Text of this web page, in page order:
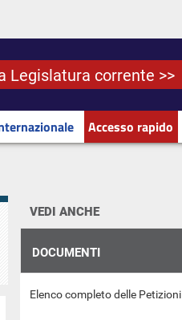
Legislatura corrente >>
Accesso rapido
VEDI ANCHE
DOCUMENTI
Elenco completo delle Petizioni